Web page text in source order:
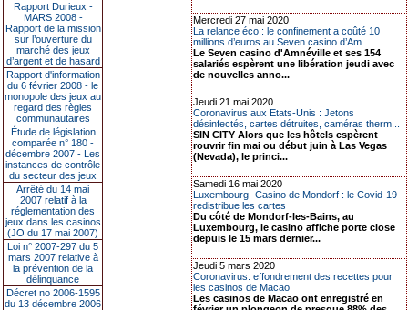
Rapport Durieux -
MARS 2008 -
Rapport de la mission
sur l’ouverture du
marché des jeux
d’argent et de hasard
Rapport d'information
du 6 février 2008 - le
monopole des jeux au
regard des règles
communautaires
Étude de législation
comparée n° 180 -
décembre 2007 - Les
instances de contrôle
du secteur des jeux
Arrêté du 14 mai
2007 relatif à la
réglementation des
jeux dans les casinos
(JO du 17 mai 2007)
Loi n° 2007-297 du 5
mars 2007 relative à
la prévention de la
délinquance
Décret no 2006-1595
du 13 décembre 2006
Mercredi 27 mai 2020
La relance éco : le confinement a coûté 10
millions d’euros au Seven casino d’Am...
Le Seven casino d'Amnéville et ses 154
salariés espèrent une libération jeudi avec
de nouvelles anno...
Jeudi 21 mai 2020
Coronavirus aux Etats-Unis : Jetons
désinfectés, cartes détruites, caméras therm...
SIN CITY Alors que les hôtels espèrent
rouvrir fin mai ou début juin à Las Vegas
(Nevada), le princi...
Samedi 16 mai 2020
Luxembourg -Casino de Mondorf : le Covid-19
redistribue les cartes
Du côté de Mondorf-les-Bains, au
Luxembourg, le casino affiche porte close
depuis le 15 mars dernier...
Jeudi 5 mars 2020
Coronavirus: effondrement des recettes pour
les casinos de Macao
Les casinos de Macao ont enregistré en